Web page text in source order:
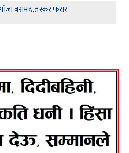
बरामद,तस्कर फरार